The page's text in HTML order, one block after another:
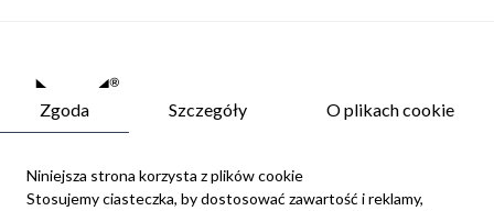
Zgoda Szczegóły O plikach cookie
Niniejsza strona korzysta z plików cookie
Stosujemy ciasteczka, by dostosować zawartość i reklamy,